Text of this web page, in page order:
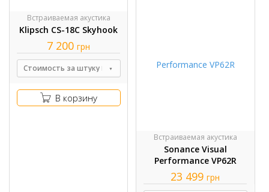
Встраиваемая акустика
Klipsch CS-18C Skyhook
7 200 грн
Стоимость за штуку
В корзину
Встраиваемая акустика
Sonance Visual
Performance VP62R
23 499 грн